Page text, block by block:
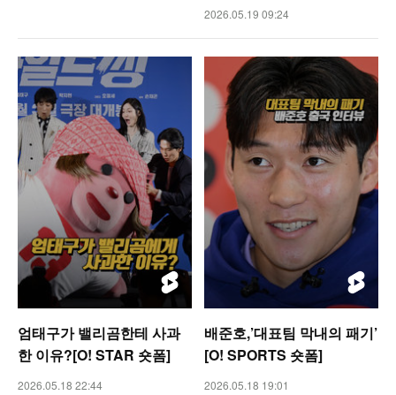
2026.05.19 09:24
엄태구가 밸리곰한테 사과
한 이유?[O! STAR 숏폼]
2026.05.18 22:44
배준호,’대표팀 막내의 패기’
[O! SPORTS 숏폼]
2026.05.18 19:01